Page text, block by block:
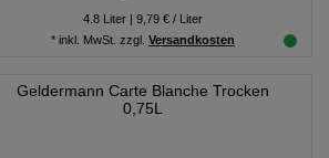
4.8Liter| 9,79 € / Liter
* inkl. MwSt. zzgl. Versandkosten
Geldermann Carte Blanche Trocken
0,75L